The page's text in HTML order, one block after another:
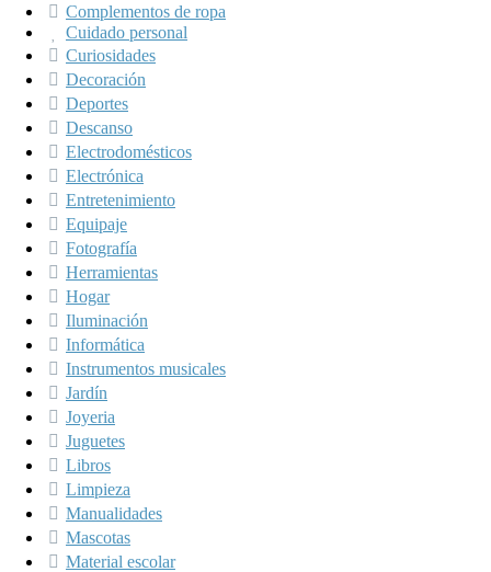
Complementos de ropa
Cuidado personal
Curiosidades
Decoración
Deportes
Descanso
Electrodomésticos
Electrónica
Entretenimiento
Equipaje
Fotografía
Herramientas
Hogar
Iluminación
Informática
Instrumentos musicales
Jardín
Joyeria
Juguetes
Libros
Limpieza
Manualidades
Mascotas
Material escolar